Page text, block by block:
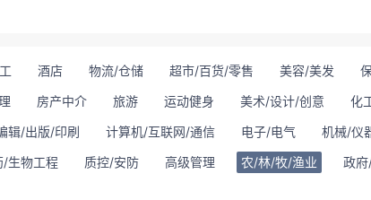
酒店 物流/仓储 超市/百货/零售 美容/美发
房产中介 旅游 运动健身 美术/设计/创意 化
辑/出版/印刷 计算机/互联网/通信 电子/电气
机械/仪
/生物工程 质控/安防 高级管理 农/林/牧/渔业
政